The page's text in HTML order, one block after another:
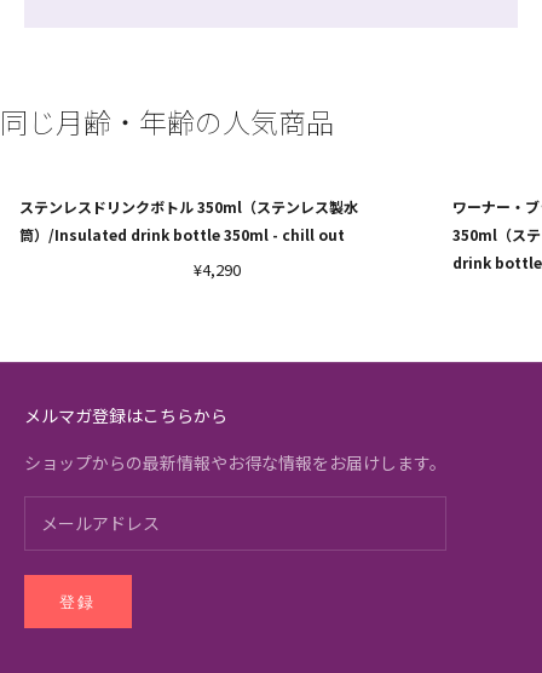
同じ月齢・年齢の人気商品
ステンレスドリンクボトル 350ml（ステンレス製水
筒）/Insulated drink bottle 350ml - chill out
¥4,290
ワーナー・
350ml（ス
drink bottle
メルマガ登録はこちらから
ショップからの最新情報やお得な情報をお届けします。
登録